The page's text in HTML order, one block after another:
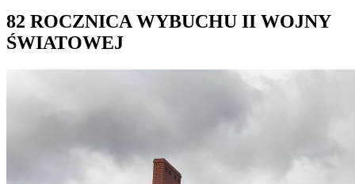
82 ROCZNICA WYBUCHU II WOJNY
ŚWIATOWEJ